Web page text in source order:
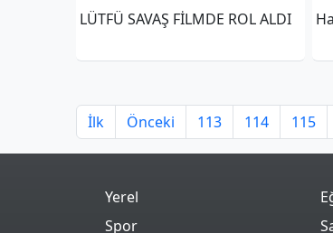
LÜTFÜ SAVAŞ FİLMDE ROL ALDI
İlk Önceki 113 114 115
Yerel
Spor